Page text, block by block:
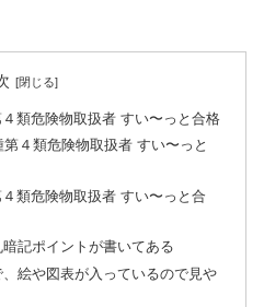
類危険物取扱者 すい〜っと合格
４類危険物取扱者 すい〜っと
類危険物取扱者 すい〜っと合
記ポイントが書いてある
絵や図表が入っているので見や